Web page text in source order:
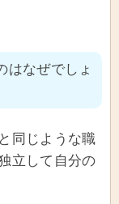
なぜでしょ
同じような職
立して自分の